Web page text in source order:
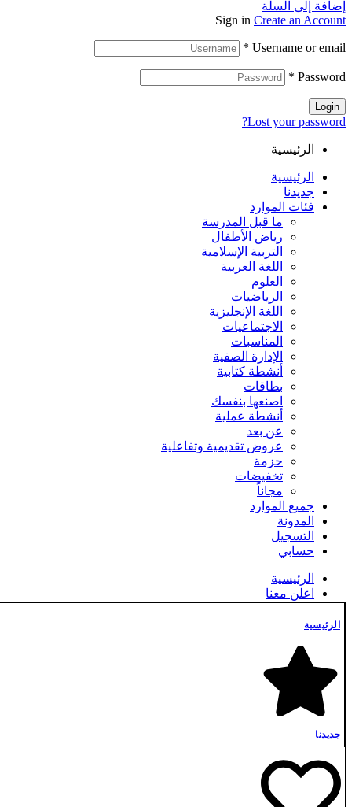
الرئيسية
جديدنا
إضافة إلى السلة
Sign in Create an Account
Username or email
*
Password
*
Login
Lost your password?
الرئيسية
الرئيسية
جديدنا
فئات الموارد
ما قبل المدرسة
رياض الأطفال
التربية الإسلامية
اللغة العربية
العلوم
الرياضيات
اللغة الإنجليزية
الاجتماعيات
المناسبات
الإدارة الصفية
أنشطة كتابية
بطاقات
اصنعها بنفسك
أنشطة عملية
عن بعد
عروض تقديمية وتفاعلية
حزمة
تخفيضات
مجاناً
جميع الموارد
المدونة
التسجيل
حسابي
الرئيسية
اعلن معنا
الدفع
المدونة
تسجيل الدخول
تواصل معنا
جميع الموارد
شروط استخدام الموارد
شروط الشراء والدفع
عربة التسوق
مفضلتي